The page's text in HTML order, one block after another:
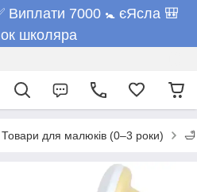
Виплати 7000 🚼 єЯсла 🎒
школяра
Товари для малюків (0–3 роки) 🛁